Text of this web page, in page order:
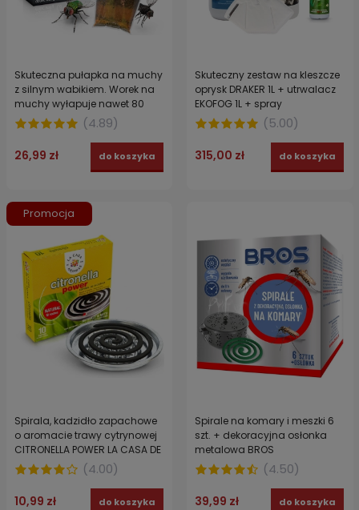
Skuteczna pułapka na muchy
z silnym wabikiem. Worek na
muchy wyłapuje nawet 80
000 owadów STRONG FLY
CATCHER 1 szt.
(4.89)
26,99 zł do koszyka
Skuteczny zestaw na kleszcze
oprysk DRAKER 1L + utrwalacz
EKOFOG 1L + spray
odstraszacz TROPICAL 15 %
DEET + maseczka FFP2
(5.00)
315,00 zł do koszyka
Spirala, kadzidło zapachowe
o aromacie trawy cytrynowej
CITRONELLA POWER LA CASA DE
LOS AROMAS 10 szt.
(4.00)
10,99 zł do koszyka
Promocja
Spirale na komary i meszki 6
szt. + dekoracyjna osłonka
metalowa BROS
(4.50)
39,99 zł do koszyka